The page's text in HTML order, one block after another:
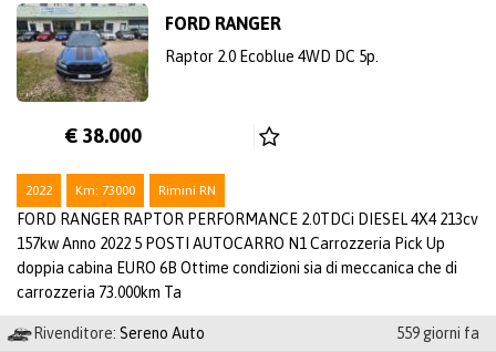
FORD RANGER
Raptor 2.0 Ecoblue 4WD DC 5p.
€ 38.000
2022 Km: 73000 Rimini RN
FORD RANGER RAPTOR PERFORMANCE 2.0TDCi DIESEL 4X4 213cv
157kw Anno 2022 5 POSTI AUTOCARRO N1 Carrozzeria Pick Up
doppia cabina EURO 6B Ottime condizioni sia di meccanica che di
carrozzeria 73.000km Ta
Rivenditore: Sereno Auto 559 giorni fa